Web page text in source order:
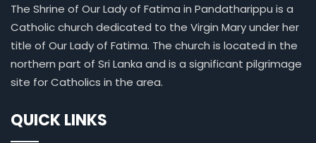
The Shrine of Our Lady of Fatima in Pandatharippu is a
Catholic church dedicated to the Virgin Mary under her
title of Our Lady of Fatima. The church is located in the
northern part of Sri Lanka and is a significant pilgrimage
site for Catholics in the area.
QUICK LINKS